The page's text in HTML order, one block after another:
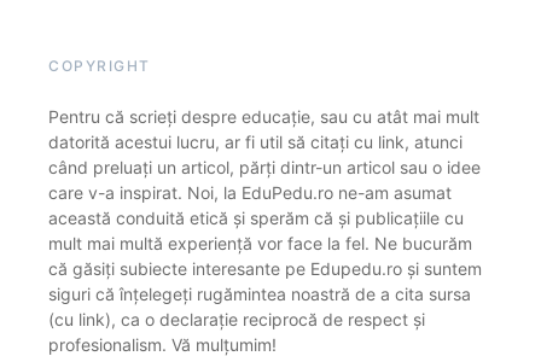
COPYRIGHT
Pentru că scrieți despre educație, sau cu atât mai mult
datorită acestui lucru, ar fi util să citați cu link, atunci
când preluați un articol, părți dintr-un articol sau o idee
care v-a inspirat. Noi, la EduPedu.ro ne-am asumat
această conduită etică și sperăm că și publicațiile cu
mult mai multă experiență vor face la fel. Ne bucurăm
că găsiți subiecte interesante pe Edupedu.ro și suntem
siguri că înțelegeți rugămintea noastră de a cita sursa
(cu link), ca o declarație reciprocă de respect și
profesionalism. Vă mulțumim!